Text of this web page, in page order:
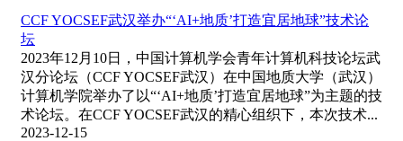
CCF YOCSEF武汉举办“‘AI+地质’打造宜居地球”技术论
坛
2023年12月10日，中国计算机学会青年计算机科技论坛武
汉分论坛（CCF YOCSEF武汉）在中国地质大学（武汉）
计算机学院举办了以“‘AI+地质’打造宜居地球”为主题的技
术论坛。在CCF YOCSEF武汉的精心组织下，本次技术...
2023-12-15